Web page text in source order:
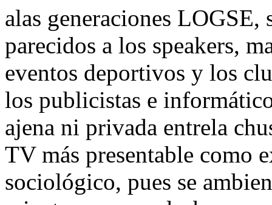
alas generaciones LOGSE,
parecidos a los speakers,
eventos deportivos y los
los publicistas e
ajena ni privada entrela
TV más presentable como
sociológico, pues se